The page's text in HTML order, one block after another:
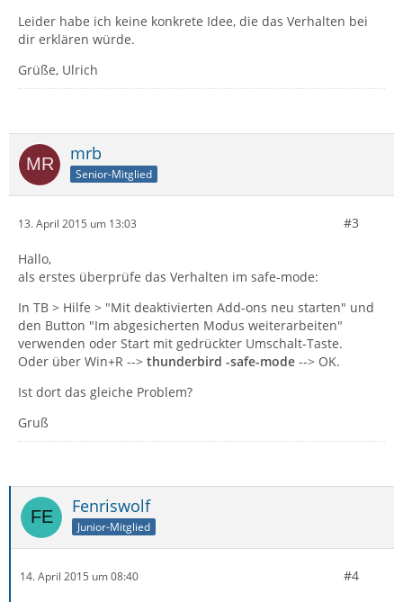
Leider habe ich keine konkrete Idee, die das Verhalten bei
dir erklären würde.
Grüße, Ulrich
mrb
Senior-Mitglied
13. April 2015 um 13:03 #3
Hallo,
als erstes überprüfe das Verhalten im safe-mode:
In TB > Hilfe > "Mit deaktivierten Add-ons neu starten" und
den Button "Im abgesicherten Modus weiterarbeiten"
verwenden oder Start mit gedrückter Umschalt-Taste.
Oder über Win+R --> thunderbird -safe-mode --> OK.
Ist dort das gleiche Problem?
Gruß
Fenriswolf
Junior-Mitglied
14. April 2015 um 08:40 #4